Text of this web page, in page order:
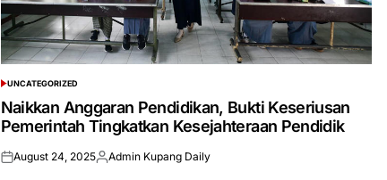
POSTED
IN
UNCATEGORIZED
Naikkan Anggaran Pendidikan, Bukti Keseriusan
Pemerintah Tingkatkan Kesejahteraan Pendidik
Posted
August 24, 2025Posted
Admin Kupang Daily